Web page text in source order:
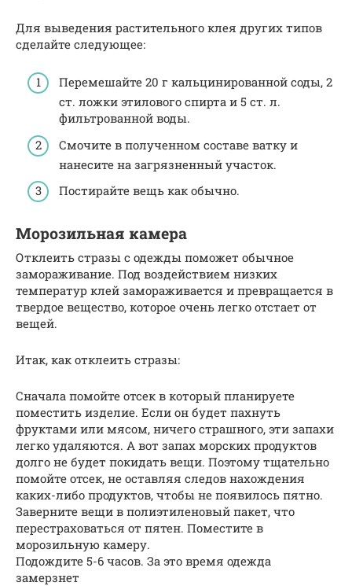
Для выведения растительного клея других типов
сделайте следующее:
Перемешайте 20 г кальцинированной соды, 2
ст. ложки этилового спирта и 5 ст. л.
фильтрованной воды.
Смочите в полученном составе ватку и
нанесите на загрязненный участок.
Постирайте вещь как обычно.
Морозильная камера
Отклеить стразы с одежды поможет обычное
замораживание. Под воздействием низких
температур клей замораживается и превращается в
твердое вещество, которое очень легко отстает от
вещей.
Итак, как отклеить стразы:
Сначала помойте отсек в который планируете
поместить изделие. Если он будет пахнуть
фруктами или мясом, ничего страшного, эти запахи
легко удаляются. А вот запах морских продуктов
долго не будет покидать вещи. Поэтому тщательно
помойте отсек, не оставляя следов нахождения
каких-либо продуктов, чтобы не появилось пятно.
Заверните вещи в полиэтиленовый пакет, что
перестраховаться от пятен. Поместите в
морозильную камеру.
Подождите 5-6 часов. За это время одежда
замерзнет